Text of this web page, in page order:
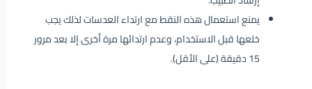
يمنع استعمال هذه النقط مع ارتداء العدسات لذلك يجب
خلعها قبل الاستخدام، وعدم ارتدائها مرة أخرى إلا بعد مرور
15 دقيقة (على الأقل).